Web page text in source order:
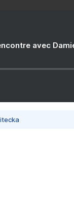
avec